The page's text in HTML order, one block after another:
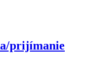
prijímanie